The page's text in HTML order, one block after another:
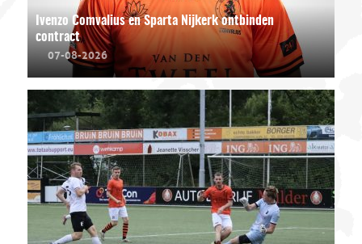
Ivenzo Comvalius en Sparta Nijkerk ontbinden
contract
07-08-2026